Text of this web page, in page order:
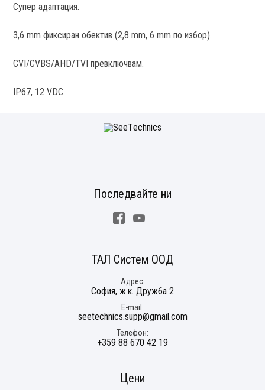
Супер адаптация.
3,6 mm фиксиран обектив (2,8 mm, 6 mm по избор).
CVI/CVBS/AHD/TVI превключвам.
IP67, 12 VDC.
Цени
ТАЛ Систем ООД
Адрес
София, ж.к. Дружба 2
E-mail
seetechnics.supp@gmail.com
Телефон
+359 88 670 42 19
Последвайте ни
Facebook